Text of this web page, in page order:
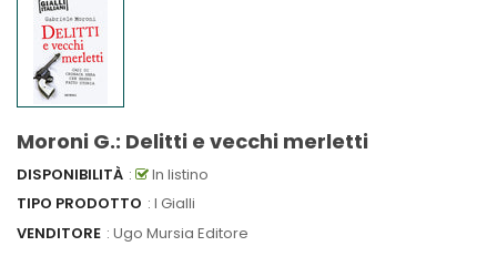
Moroni G.: Delitti e vecchi merletti
DISPONIBILITÀ :
In listino
TIPO PRODOTTO : I Gialli
VENDITORE : Ugo Mursia Editore